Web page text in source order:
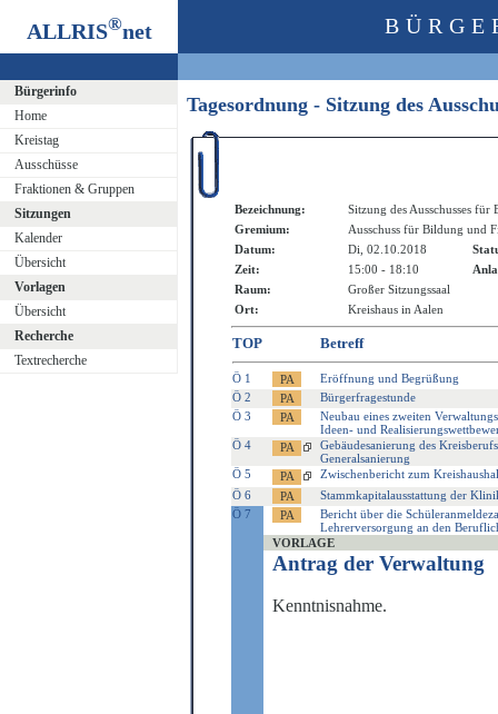
ALLRIS®net
Bürgerinfo
Home
Kreistag
Ausschüsse
Fraktionen & Gruppen
Sitzungen
Kalender
Übersicht
Vorlagen
Übersicht
Recherche
Textrecherche
Tagesordnung - Sitzung des
Bezeichnung:
Sitzung des Ausschusses
Gremium:
Ausschuss für Bildung und
Datum:
Di, 02.10.2018
Zeit:
15:00 - 18:10
Raum:
Großer Sitzungssaal
Ort:
Kreishaus in Aalen
TOP Betreff
Ö 1
Eröffnung und Begrüßung
Ö 2
Bürgerfragestunde
Ö 3
Neubau eines zweiten
Ideen- und
Ö 4
Gebäudesanierung des
Generalsanierung
Ö 5
Zwischenbericht zum
Ö 6
Stammkapitalausstattung der
Ö 7
Bericht über die
Lehrerversorgung an den
VORLAGE
Antrag der Verwaltung
Kenntnisnahme.